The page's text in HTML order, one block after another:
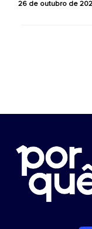
26 de outubro de